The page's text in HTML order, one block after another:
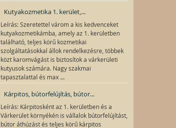
Kutyakozmetika 1. kerület,...
Leírás: Szeretettel várom a kis kedvenceket
kutyakozmetikámba, amely az 1. kerületben
található, teljes körű kozmetikai
szolgáltatásokkal állok rendelkezésre, többek
közt karomvágást is biztosítok a várkerületi
kutyusok számára. Nagy szakmai
tapasztalattal és max ...
Kárpitos, bútorfelújítás, bútor...
Leírás: Kárpitosként az 1. kerületben és a
Várkerület környékén is vállalok bútorfelújítást,
bútor áthúzást és teljes körű kárpitos